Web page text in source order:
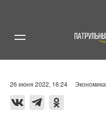
26 июня 2022, 16:24 Экономика